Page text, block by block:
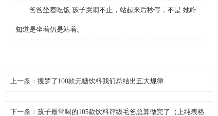
爸爸坐着吃饭 孩子哭闹不止，站起来后秒停，不是 她咋
知道是坐着仍是站着。
上一条： 搜罗了100款无糖饮料我们总结出五大规律
下一条： 孩子最常喝的105款饮料评级毛爸总算做完了（上纯表格